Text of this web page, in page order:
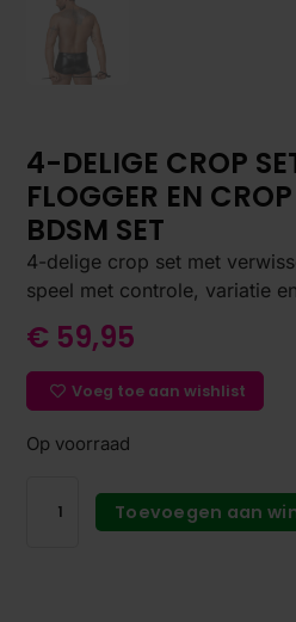
4-DELIGE CROP
FLOGGER EN
BDSM SET
4-delige crop set met
speel met controle, variatie
€ 59,95
Voeg toe aan wishlist
Op voorraad
Toevoegen aan